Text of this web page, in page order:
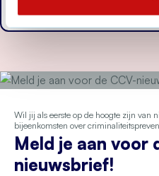
Wil jij als eerste op de hoogte zijn van
bijeenkomsten over
Meld je aan voor
nieuwsbrief!